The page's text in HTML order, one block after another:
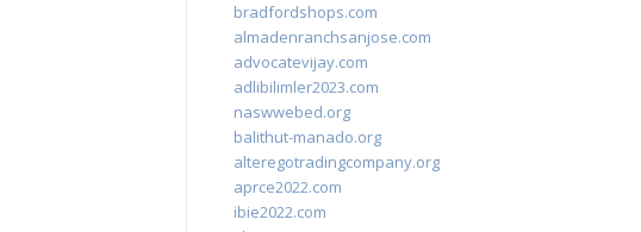
bradfordshops.com
almadenranchsanjose.com
advocatevijay.com
adlibilimler2023.com
naswwebed.org
balithut-manado.org
alteregotradingcompany.org
aprce2022.com
ibie2022.com